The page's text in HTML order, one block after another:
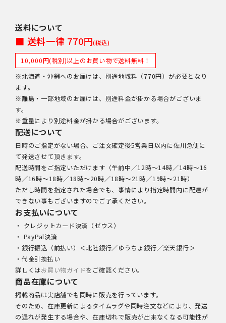
送料について
■ 送料一律 770円(税込)
10,000円(税別)以上のお買い物で送料無料！
※北海道・沖縄へのお届けは、別途地域料（770円）が必要となり
ます。
※離島・一部地域のお届けは、別途料金が掛かる場合がございま
す。
※重量により別途料金が掛かる場合がございます。
配送について
日時のご指定がない場合、ご注文確定後5営業日以内に佐川急便に
て発送させて頂きます。
配送時間をご指定いただけます（午前中／12時～14時／14時～16
時／16時～18時／18時～20時／18時～21時／19時～21時）
ただし時間を指定された場合でも、事情により指定時間内に配達が
できない事もございますのでご了承ください。
お支払いについて
・ クレジットカード決済（ゼウス）
・ PayPal決済
・銀行振込（前払い）＜北陸銀行／ゆうちょ銀行／楽天銀行＞
・代金引換払い
詳しくはお買い物ガイドをご確認ください。
商品在庫について
掲載商品は実店舗でも同時に販売を行っています。
そのため、在庫更新によるタイムラグや同時注文などにより、発送
の遅れが発生する場合や、在庫切れで販売が出来なくなる可能性が